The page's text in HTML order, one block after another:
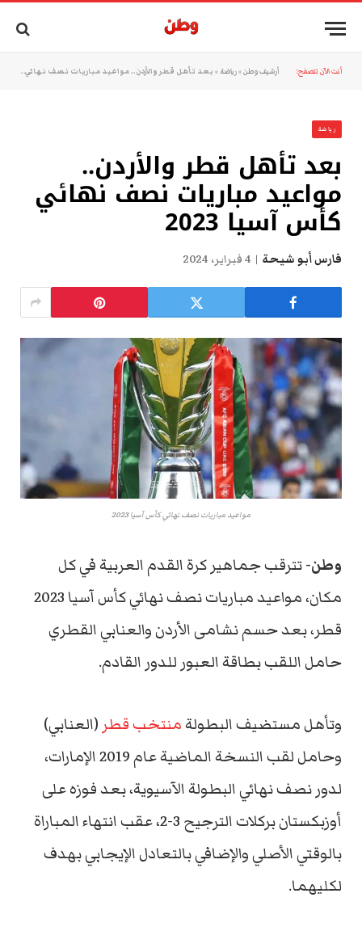
أنت الآن تتصفح: أرشيف وطن »رياضة » بعد تأهل قطر والأردن.. مواعيد مباريات نصف نهائي كأس آسيا 2023
رياضة
بعد تأهل قطر والأردن..
مواعيد مباريات نصف نهائي
كأس آسيا 2023
فارس أبو شيحة 4 فبراير، 2024
مواعيد مباريات نصف نهائي كأس آسيا 2023
وطن-تترقب جماهير كرة القدم العربية في كل
مكان، مواعيد مباريات نصف نهائي كأس آسيا 2023
قطر، بعد حسم نشامى الأردن والعنابي القطري
حامل اللقب بطاقة العبور للدور القادم.
وتأهل مستضيف البطولةمنتخب قطر (العنابي)
وحامل لقب النسخة الماضية عام 2019 الإمارات،
لدور نصف نهائي البطولة الآسيوية، بعد فوزه على
أوزبكستان بركلات الترجيح 3-2، عقب انتهاء المباراة
بالوقتي الأصلي والإضافي بالتعادل الإيجابي بهدف
لكليهما.